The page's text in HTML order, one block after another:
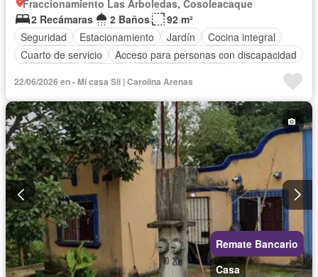
Fraccionamiento Las Arboledas, Cosoleacaque
2 Recámaras
2 Baños
92 m²
Seguridad
Estacionamiento Jardín
Cocina integral
Cuarto de servicio
Acceso para personas con discapacidad
Cuarto de Limpieza
Televisión por cable
Vista panorámica
Recámara con closet Despacho
Wifi
Conserje
Permite mascotas
Permite niños
Sin amueblar
22/06/2026 en - Mi casa Sii | Carolina Arenas
Remate Bancario
Casa